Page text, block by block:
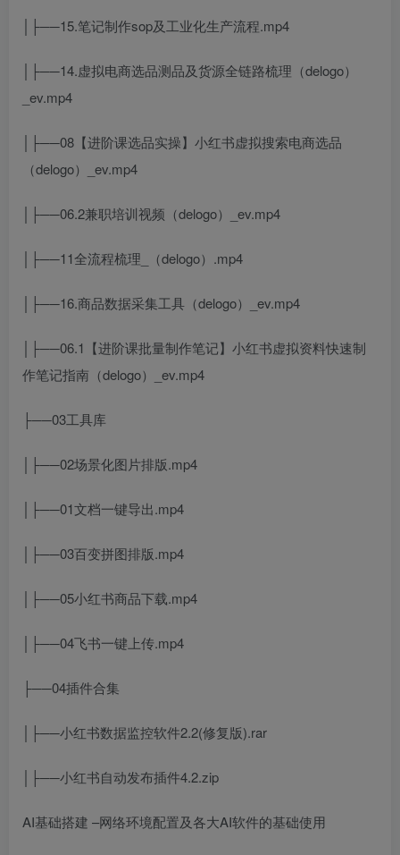
│├──15.笔记制作sop及工业化生产流程.mp4
│├──14.虚拟电商选品测品及货源全链路梳理（delogo）
_ev.mp4
│├──08【进阶课选品实操】小红书虚拟搜索电商选品
（delogo）_ev.mp4
│├──06.2兼职培训视频（delogo）_ev.mp4
│├──11全流程梳理_（delogo）.mp4
│├──16.商品数据采集工具（delogo）_ev.mp4
│├──06.1【进阶课批量制作笔记】小红书虚拟资料快速制
作笔记指南（delogo）_ev.mp4
├──03工具库
│├──02场景化图片排版.mp4
│├──01文档一键导出.mp4
│├──03百变拼图排版.mp4
│├──05小红书商品下载.mp4
│├──04飞书一键上传.mp4
├──04插件合集
│├──小红书数据监控软件2.2(修复版).rar
│├──小红书自动发布插件4.2.zip
AI基础搭建 –网络环境配置及各大AI软件的基础使用